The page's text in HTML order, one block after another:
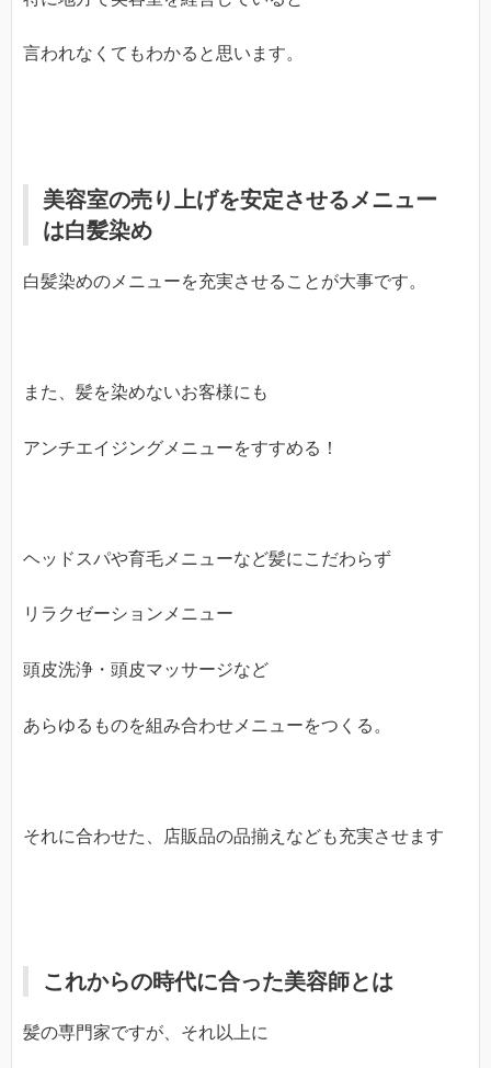
言われなくてもわかると思います。
美容室の売り上げを安定させるメニュー
は白髪染め
白髪染めのメニューを充実させることが大事です。
また、髪を染めないお客様にも
アンチエイジングメニューをすすめる！
ヘッドスパや育毛メニューなど髪にこだわらず
リラクゼーションメニュー
頭皮洗浄・頭皮マッサージなど
あらゆるものを組み合わせメニューをつくる。
それに合わせた、店販品の品揃えなども充実させます
これからの時代に合った美容師とは
髪の専門家ですが、それ以上に